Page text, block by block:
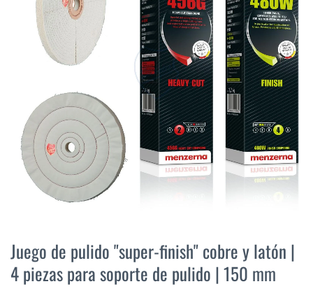
galería
imágenes
comienzo
de
la
Juego de pulido "super-finish" cobre y latón |
4 piezas para soporte de pulido | 150 mm